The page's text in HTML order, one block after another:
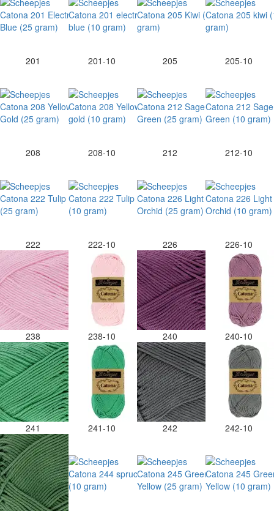
201 201-10 205 205-10
208 208-10 212 212-10
222 222-10 226 226-10
238 238-10 240 240-10
241 241-10 242 242-10